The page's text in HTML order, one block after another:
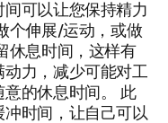
可以让您保持精力
个伸展/运动，或做
休息时间，这样有
力，减少可能对工
的休息时间。 此
时间，让自己可以